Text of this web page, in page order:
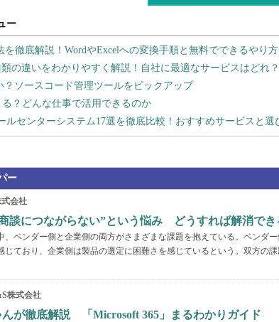
を徹底解説！WordやExcelへの変換手順と無料でできるやり
類の違いをわかりやすく解説！自社に最適なサービスはどれ？
？ソースコード管理ツールをピックアップ
る？どんな仕事で活用できるのか
ルセンターシステム17選を徹底比較！おすすめサービスと
ー
会社
談につながらない”という悩み どうすれば解消でき
、ベンダー側と企業側の両方がさまざまな課題を抱えている。ベンダ
じており、企業側は製品の選定に困難さを感じているという。双方の
株式会社
が徹底解説 「Microsoft 365」まるわかりガイド